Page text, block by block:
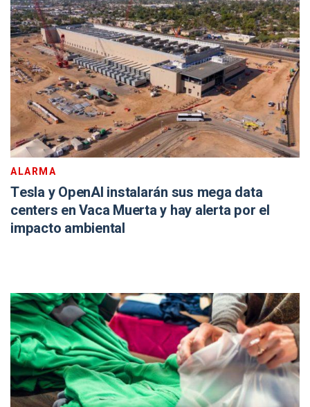
ALARMA
Tesla y OpenAI instalarán sus mega data
centers en Vaca Muerta y hay alerta por el
impacto ambiental